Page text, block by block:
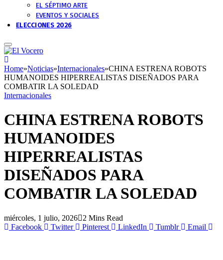
EL SÉPTIMO ARTE
EVENTOS Y SOCIALES
ELECCIONES 2026
Home»Noticias»Internacionales»CHINA ESTRENA ROBOTS
HUMANOIDES HIPERREALISTAS DISEÑADOS PARA
COMBATIR LA SOLEDAD
Internacionales
CHINA ESTRENA ROBOTS
HUMANOIDES
HIPERREALISTAS
DISEÑADOS PARA
COMBATIR LA SOLEDAD
miércoles, 1 julio, 2026
2 Mins Read
Facebook
Twitter Pinterest LinkedIn Tumblr Email